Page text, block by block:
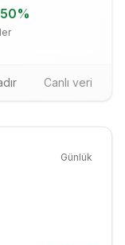
%
Canlı veri
Günlük